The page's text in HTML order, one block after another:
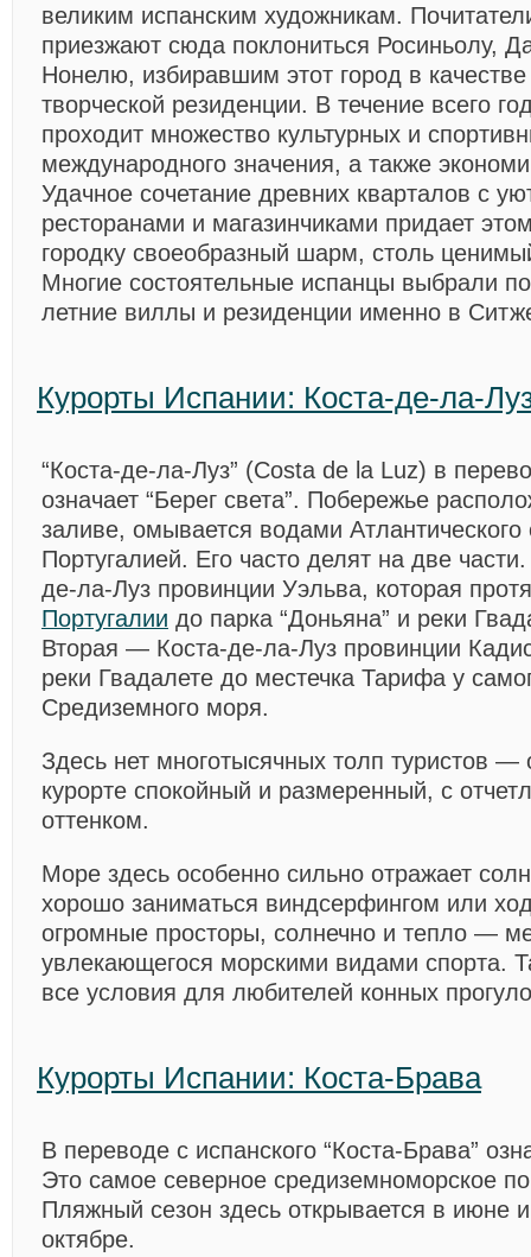
великим испанским художникам.
приезжают сюда поклониться Росиньолу,
Нонелю, избиравшим этот город в
творческой резиденции. В течение всего
проходит множество культурных и
международного значения, а также
Удачное сочетание древних кварталов с
ресторанами и магазинчиками придает
городку своеобразный шарм, столь
Многие состоятельные испанцы выбрали
летние виллы и резиденции именно в
Курорты Испании: Коста-де-ла-
“Коста-де-ла-Луз” (Costa de la Luz) в
означает “Берег света”. Побережье
заливе, омывается водами Атлантического
Португалией. Его часто делят на две
де-ла-Луз провинции Уэльва, которая
Португалии до парка “Доньяна” и реки
Вторая — Коста-де-ла-Луз провинции
реки Гвадалете до местечка Тарифа у
Средиземного моря.
Здесь нет многотысячных толп туристов —
курорте спокойный и размеренный, с
оттенком.
Море здесь особенно сильно отражает
хорошо заниматься виндсерфингом или
огромные просторы, солнечно и тепло —
увлекающегося морскими видами спорта.
все условия для любителей конных
Курорты Испании: Коста-Брава
В переводе с испанского “Коста-Брава”
Это самое северное средиземноморское
Пляжный сезон здесь открывается в июне и
октябре.